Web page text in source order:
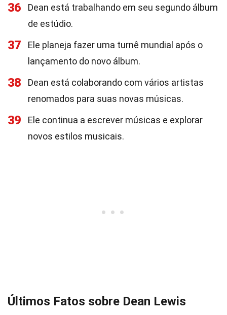
36
Dean está trabalhando em seu segundo álbum
de estúdio.
37
Ele planeja fazer uma turnê mundial após o
lançamento do novo álbum.
38
Dean está colaborando com vários artistas
renomados para suas novas músicas.
39
Ele continua a escrever músicas e explorar
novos estilos musicais.
Últimos Fatos sobre Dean Lewis